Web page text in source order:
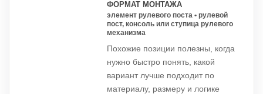
ФОРМАТ МОНТАЖА
элемент рулевого поста • рулевой
пост, консоль или ступица рулевого
механизма
Похожие позиции полезны, когда
нужно быстро понять, какой
вариант лучше подходит по
материалу, размеру и логике